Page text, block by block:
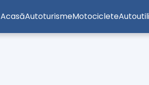
AcasăAutoturismeMotociclete